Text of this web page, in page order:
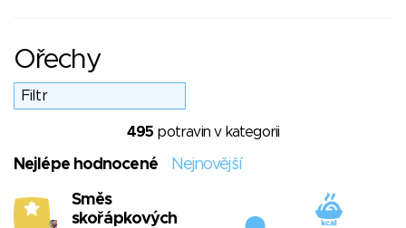
Ořechy
495 potravin v kategorii
Nejlépe hodnocené Nejnovější
7
Směs
skořápkových